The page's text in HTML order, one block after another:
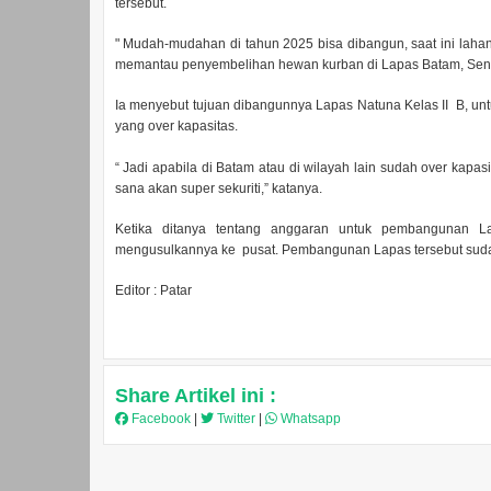
tersebut.
" Mudah-mudahan di tahun 2025 bisa dibangun, saat ini
memantau penyembelihan hewan kurban di Lapas Batam,
Ia menyebut tujuan dibangunnya Lapas Natuna Kelas II B,
yang over kapasitas.
“ Jadi apabila di Batam atau di wilayah lain sudah over
sana akan super sekuriti,” katanya.
Ketika ditanya tentang anggaran untuk pembangunan
mengusulkannya ke pusat. Pembangunan Lapas tersebut
Editor : Patar
Share Artikel ini :
Facebook Twitter Whatsapp